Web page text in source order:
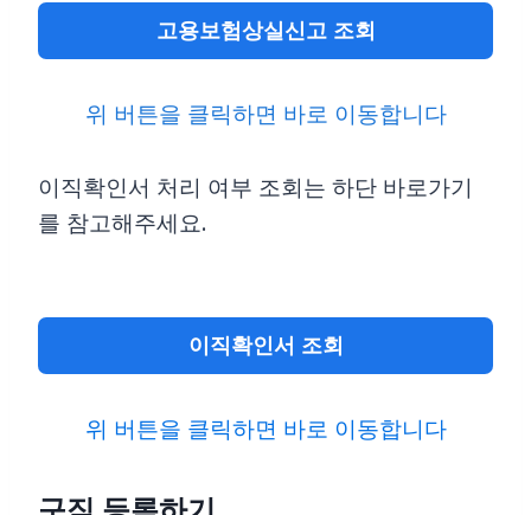
고용보험상실신고 조회
위 버튼을 클릭하면 바로 이동합니다
이직확인서 처리 여부 조회는 하단 바로가기
를 참고해주세요.
이직확인서 조회
위 버튼을 클릭하면 바로 이동합니다